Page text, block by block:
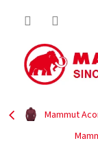
Mammut